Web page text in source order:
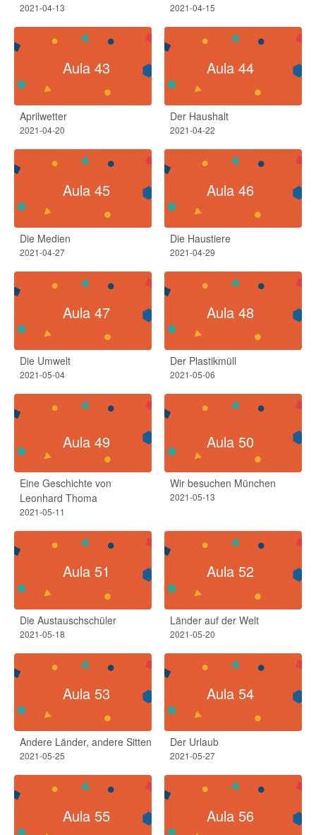
2021-04-13 2021-04-15
Aula 43
Aprilwetter​
2021-04-20
Aula 44
Der Haushalt​
2021-04-22
Aula 45
Die Medien
2021-04-27
Aula 46
Die Haustiere
2021-04-29
Aula 47
Die Umwelt
2021-05-04
Aula 48
Der Plastikmüll
2021-05-06
Aula 49
Eine Geschichte von
Leonhard Thoma
2021-05-11
Aula 50
Wir besuchen München
2021-05-13
Aula 51
Die Austauschschüler
2021-05-18
Aula 52
Länder auf der Welt
2021-05-20
Aula 53
Andere Länder, andere Sitten
2021-05-25
Aula 54
Der Urlaub
2021-05-27
Aula 55 Aula 56